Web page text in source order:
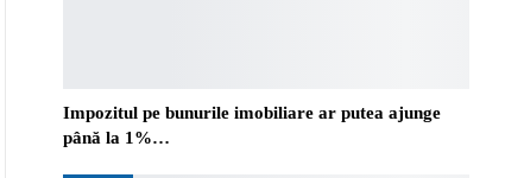
Impozitul pe bunurile imobiliare ar putea ajunge
până la 1%…